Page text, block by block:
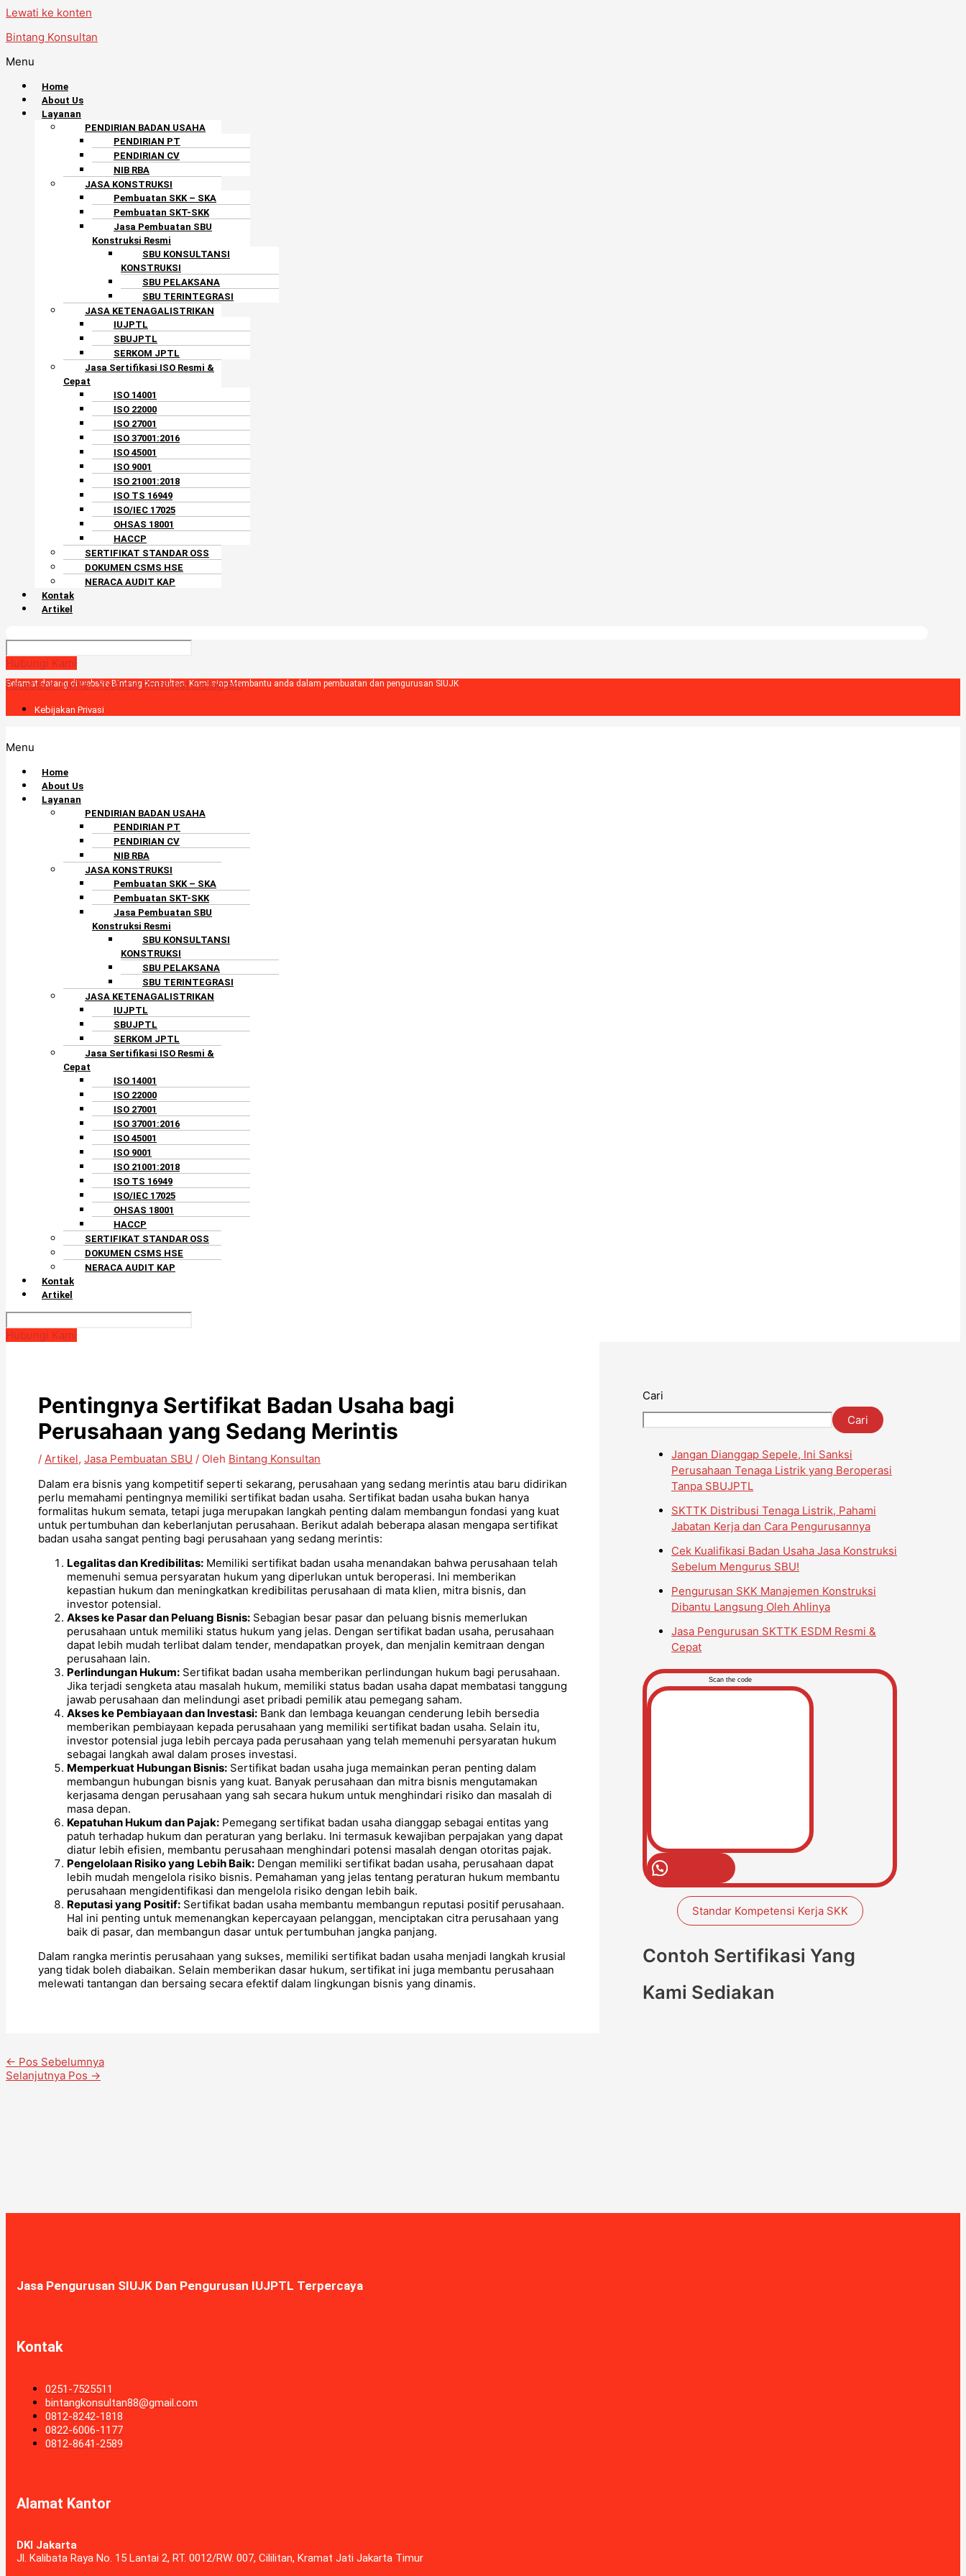
Lewati ke konten
Bintang Konsultan
Menu
Home
About Us
Layanan
PENDIRIAN BADAN USAHA
PENDIRIAN PT
PENDIRIAN CV
NIB RBA
JASA KONSTRUKSI
Pembuatan SKK – SKA
Pembuatan SKT-SKK
Jasa Pembuatan SBU
Konstruksi Resmi
SBU KONSULTANSI
KONSTRUKSI
SBU PELAKSANA
SBU TERINTEGRASI
JASA KETENAGALISTRIKAN
IUJPTL
SBUJPTL
SERKOM JPTL
Jasa Sertifikasi ISO Resmi &
Cepat
ISO 14001
ISO 22000
ISO 27001
ISO 37001:2016
ISO 45001
ISO 9001
ISO 21001:2018
ISO TS 16949
ISO/IEC 17025
OHSAS 18001
HACCP
SERTIFIKAT STANDAR OSS
DOKUMEN CSMS HSE
NERACA AUDIT KAP
Kontak
Artikel
Hubungi Kami
Selamat datang di website Bintang Konsultan. Kami siap Membantu anda dalam pembuatan dan pengurusan SIUJK
Facebook Twitter Youtube Pinterest Instagram
Kebijakan Privasi
Menu
Home
About Us
Layanan
PENDIRIAN BADAN USAHA
PENDIRIAN PT
PENDIRIAN CV
NIB RBA
JASA KONSTRUKSI
Pembuatan SKK – SKA
Pembuatan SKT-SKK
Jasa Pembuatan SBU
Konstruksi Resmi
SBU KONSULTANSI
KONSTRUKSI
SBU PELAKSANA
SBU TERINTEGRASI
JASA KETENAGALISTRIKAN
IUJPTL
SBUJPTL
SERKOM JPTL
Jasa Sertifikasi ISO Resmi &
Cepat
ISO 14001
ISO 22000
ISO 27001
ISO 37001:2016
ISO 45001
ISO 9001
ISO 21001:2018
ISO TS 16949
ISO/IEC 17025
OHSAS 18001
HACCP
SERTIFIKAT STANDAR OSS
DOKUMEN CSMS HSE
NERACA AUDIT KAP
Kontak
Artikel
Hubungi Kami
Pentingnya Sertifikat Badan Usaha bagi
Perusahaan yang Sedang Merintis
/ Artikel, Jasa Pembuatan SBU / Oleh Bintang Konsultan
Dalam era bisnis yang kompetitif seperti sekarang, perusahaan yang sedang merintis atau baru didirikan
perlu memahami pentingnya memiliki sertifikat badan usaha. Sertifikat badan usaha bukan hanya
formalitas hukum semata, tetapi juga merupakan langkah penting dalam membangun fondasi yang kuat
untuk pertumbuhan dan keberlanjutan perusahaan. Berikut adalah beberapa alasan mengapa sertifikat
badan usaha sangat penting bagi perusahaan yang sedang merintis:
Legalitas dan Kredibilitas: Memiliki sertifikat badan usaha menandakan bahwa perusahaan telah
memenuhi semua persyaratan hukum yang diperlukan untuk beroperasi. Ini memberikan
kepastian hukum dan meningkatkan kredibilitas perusahaan di mata klien, mitra bisnis, dan
investor potensial.
Akses ke Pasar dan Peluang Bisnis: Sebagian besar pasar dan peluang bisnis memerlukan
perusahaan untuk memiliki status hukum yang jelas. Dengan sertifikat badan usaha, perusahaan
dapat lebih mudah terlibat dalam tender, mendapatkan proyek, dan menjalin kemitraan dengan
perusahaan lain.
Perlindungan Hukum: Sertifikat badan usaha memberikan perlindungan hukum bagi perusahaan.
Jika terjadi sengketa atau masalah hukum, memiliki status badan usaha dapat membatasi tanggung
jawab perusahaan dan melindungi aset pribadi pemilik atau pemegang saham.
Akses ke Pembiayaan dan Investasi: Bank dan lembaga keuangan cenderung lebih bersedia
memberikan pembiayaan kepada perusahaan yang memiliki sertifikat badan usaha. Selain itu,
investor potensial juga lebih percaya pada perusahaan yang telah memenuhi persyaratan hukum
sebagai langkah awal dalam proses investasi.
Memperkuat Hubungan Bisnis: Sertifikat badan usaha juga memainkan peran penting dalam
membangun hubungan bisnis yang kuat. Banyak perusahaan dan mitra bisnis mengutamakan
kerjasama dengan perusahaan yang sah secara hukum untuk menghindari risiko dan masalah di
masa depan.
Kepatuhan Hukum dan Pajak: Pemegang sertifikat badan usaha dianggap sebagai entitas yang
patuh terhadap hukum dan peraturan yang berlaku. Ini termasuk kewajiban perpajakan yang dapat
diatur lebih efisien, membantu perusahaan menghindari potensi masalah dengan otoritas pajak.
Pengelolaan Risiko yang Lebih Baik: Dengan memiliki sertifikat badan usaha, perusahaan dapat
lebih mudah mengelola risiko bisnis. Pemahaman yang jelas tentang peraturan hukum membantu
perusahaan mengidentifikasi dan mengelola risiko dengan lebih baik.
Reputasi yang Positif: Sertifikat badan usaha membantu membangun reputasi positif perusahaan.
Hal ini penting untuk memenangkan kepercayaan pelanggan, menciptakan citra perusahaan yang
baik di pasar, dan membangun dasar untuk pertumbuhan jangka panjang.
Dalam rangka merintis perusahaan yang sukses, memiliki sertifikat badan usaha menjadi langkah krusial
yang tidak boleh diabaikan. Selain memberikan dasar hukum, sertifikat ini juga membantu perusahaan
melewati tantangan dan bersaing secara efektif dalam lingkungan bisnis yang dinamis.
← Pos Sebelumnya
Selanjutnya Pos →
Cari
Cari
Jangan Dianggap Sepele, Ini Sanksi
Perusahaan Tenaga Listrik yang Beroperasi
Tanpa SBUJPTL
SKTTK Distribusi Tenaga Listrik, Pahami
Jabatan Kerja dan Cara Pengurusannya
Cek Kualifikasi Badan Usaha Jasa Konstruksi
Sebelum Mengurus SBU!
Pengurusan SKK Manajemen Konstruksi
Dibantu Langsung Oleh Ahlinya
Jasa Pengurusan SKTTK ESDM Resmi &
Cepat
Scan the code
Standar Kompetensi Kerja SKK
Contoh Sertifikasi Yang
Kami Sediakan
Jasa Pengurusan SIUJK Dan Pengurusan IUJPTL Terpercaya
Kontak
0251-7525511
bintangkonsultan88@gmail.com
0812-8242-1818
0822-6006-1177
0812-8641-2589
Alamat Kantor
DKI Jakarta
Jl. Kalibata Raya No. 15 Lantai 2, RT. 0012/RW. 007, Cililitan, Kramat Jati Jakarta Timur